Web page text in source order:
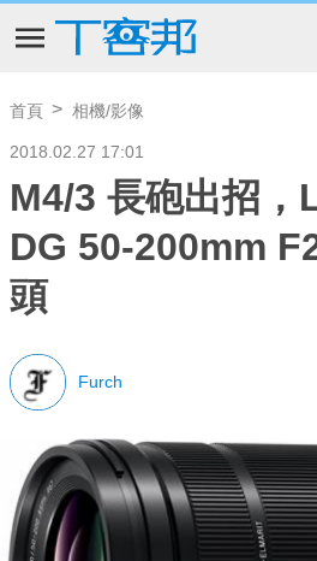
首頁 相機/影像
2018.02.27 17:01
M4/3 長砲出招，
DG 50-200mm
頭
Furch